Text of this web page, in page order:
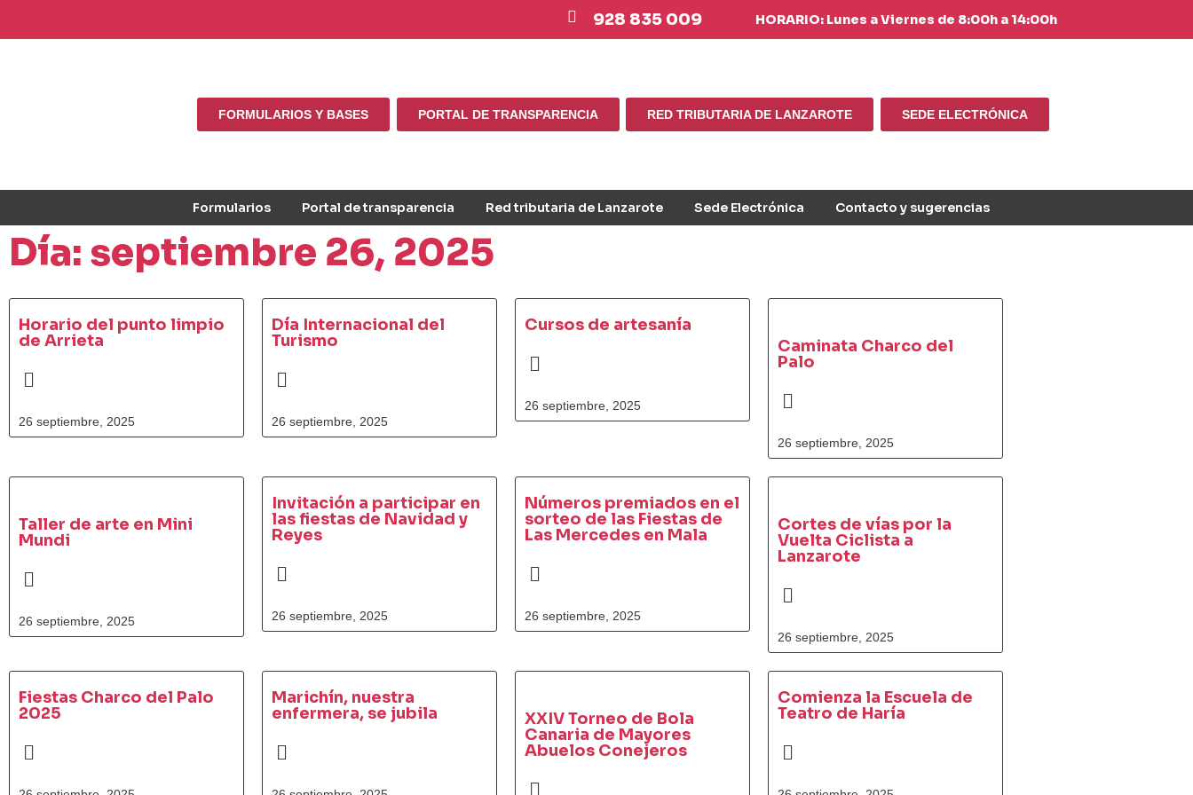
928 835 009 HORARIO: Lunes a Viernes de 8:00h a 14:00h
FORMULARIOS Y BASES PORTAL DE TRANSPARENCIA RED TRIBUTARIA DE LANZAROTE SEDE ELECTRÓNICA
Formularios Portal de transparencia Red tributaria de Lanzarote Sede Electrónica Contacto y sugerencias
Día: septiembre 26, 2025
Horario del punto limpio
de Arrieta
26 septiembre, 2025
Día Internacional del
Turismo
26 septiembre, 2025
Cursos de artesanía
26 septiembre, 2025
Caminata Charco del
Palo
26 septiembre, 2025
Taller de arte en Mini
Mundi
26 septiembre, 2025
Invitación a participar en
las fiestas de Navidad y
Reyes
26 septiembre, 2025
Números premiados en el
sorteo de las Fiestas de
Las Mercedes en Mala
26 septiembre, 2025
Cortes de vías por la
Vuelta Ciclista a
Lanzarote
26 septiembre, 2025
Fiestas Charco del Palo
2025
Marichín, nuestra
enfermera, se jubila
XXIV Torneo de Bola
Canaria de Mayores
Abuelos Conejeros
Comienza la Escuela de
Teatro de Haría